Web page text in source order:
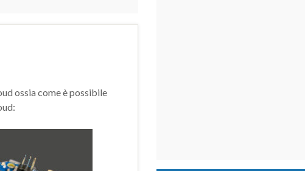
ossia come è possibile